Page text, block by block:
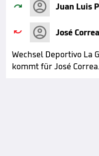
 Juan Luis

José Correa
Wechsel Deportivo La
kommt für José Correa.